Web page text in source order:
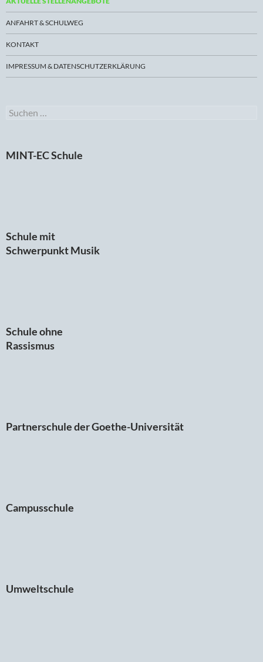
ANFAHRT & SCHULWEG
KONTAKT
IMPRESSUM & DATENSCHUTZERKLÄRUNG
Suchen
MINT-EC Schule
Schule mit
Schwerpunkt Musik
Schule ohne
Rassismus
Partnerschule der Goethe-Universität
Campusschule
Umweltschule